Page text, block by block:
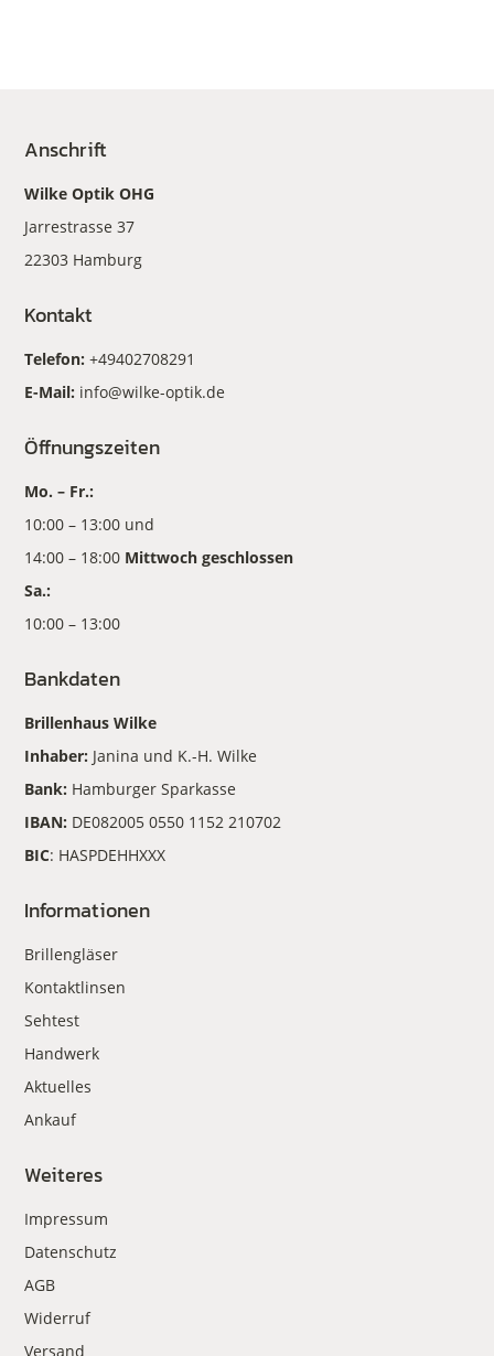
Anschrift
Wilke Optik OHG
Jarrestrasse 37
22303 Hamburg
Kontakt
Telefon:+49402708291
E-Mail: info@wilke-optik.de
Öffnungszeiten
Mo. – Fr.:
10:00 – 13:00 und
14:00 – 18:00 Mittwoch geschlossen
Sa.:
10:00 – 13:00
Bankdaten
Brillenhaus Wilke
Inhaber: Janina und K.-H. Wilke
Bank: Hamburger Sparkasse
IBAN: DE082005 0550 1152 210702
BIC: HASPDEHHXXX
Informationen
Brillengläser
Kontaktlinsen
Sehtest
Handwerk
Aktuelles
Ankauf
Weiteres
Impressum
Datenschutz
AGB
Widerruf
Versand